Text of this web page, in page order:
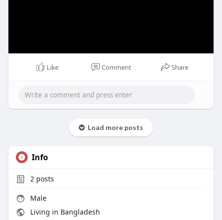
Like Comment Share
Load more posts
Info
2posts
Male
Living in Bangladesh